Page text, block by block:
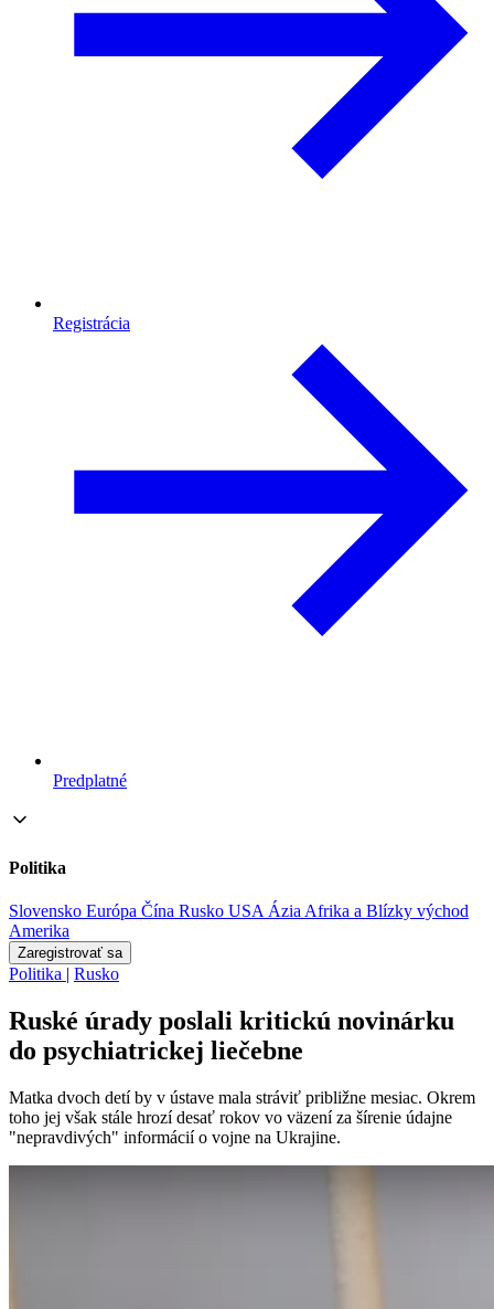
Registrácia
Predplatné
Politika
Slovensko Európa Čína Rusko USA ÁziaAfrika a Blízky východ
Amerika
Zaregistrovať sa
Politika | Rusko
Ruské úrady poslali kritickú novinárku
do psychiatrickej liečebne
Matka dvoch detí by v ústave mala stráviť približne mesiac. Okrem
toho jej však stále hrozí desať rokov vo väzení za šírenie údajne
"nepravdivých" informácií o vojne na Ukrajine.